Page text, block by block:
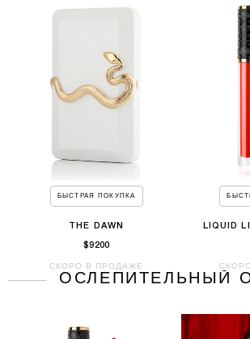
GOOD
БЫСТРАЯ ПОКУПКА
THE DAWN
$9200
СКОРО В ПРОДАЖЕ
LIQUID
ОСЛЕПИТЕЛЬНЫЙ